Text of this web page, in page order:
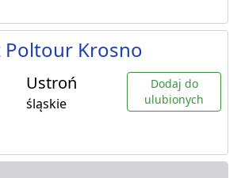
Poltour Krosno
Ustroń
śląskie
Dodaj do
ulubionych